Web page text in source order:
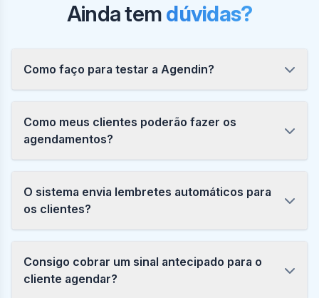
Ainda temdúvidas?
Como faço para testar a Agendin?
Como meus clientes poderão fazer os
agendamentos?
O sistema envia lembretes automáticos para
os clientes?
Consigo cobrar um sinal antecipado para o
cliente agendar?